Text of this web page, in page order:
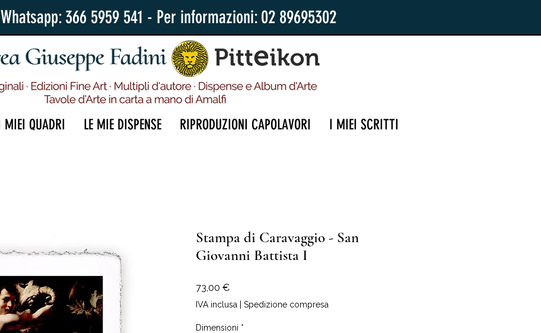
366 5959 541 - Per informazioni: 02 89695302
MIEI QUADRI LE MIE DISPENSE RIPRODUZIONI CAPOLAVORI I MIEI SCRITTI
Stampa di Caravaggio - San
Giovanni Battista I
73,00 €Prezzo
IVA inclusa Spedizione compresa
Dimensioni *